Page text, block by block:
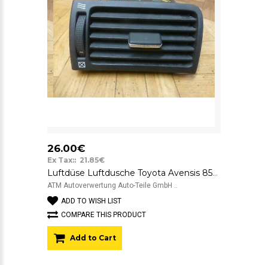
26.00€
Ex Tax:: 21.85€
Luftdüse Luftdusche Toyota Avensis 8518 links Fahrerseite
ATM Autoverwertung Auto-Teile GmbH ..
ADD TO WISH LIST
COMPARE THIS PRODUCT
Add to Cart